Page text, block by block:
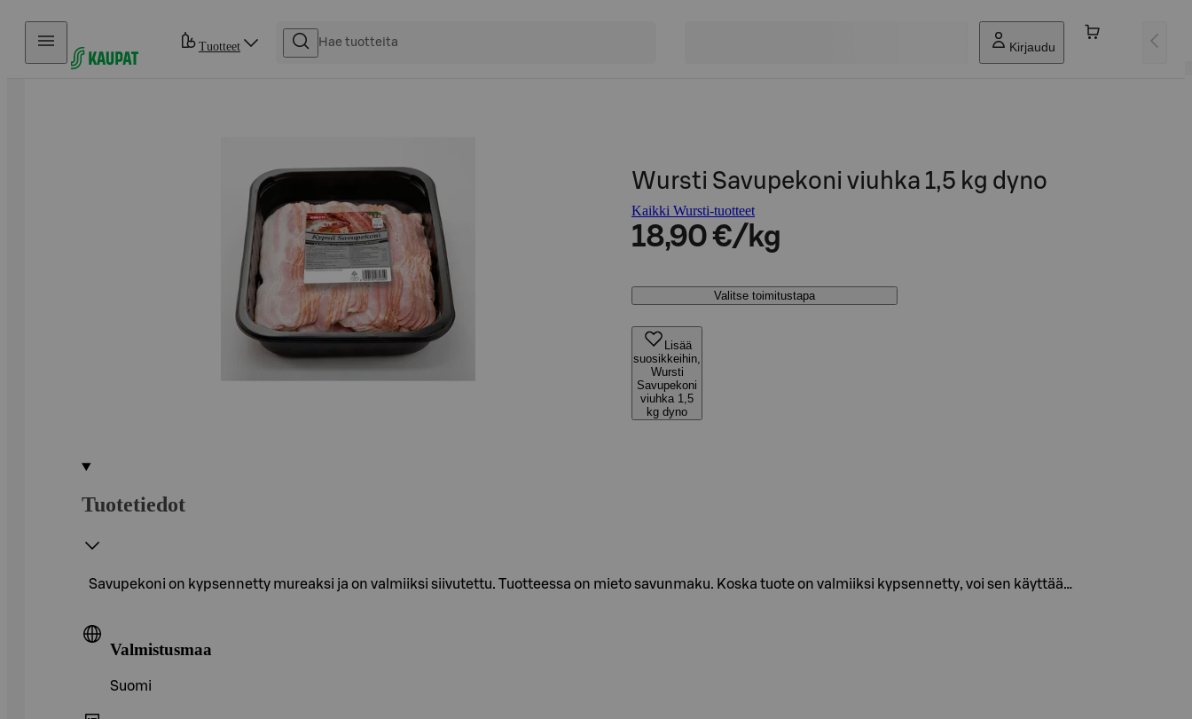
Hyppää sisältöön
Tuotteet Kirjaudu
Wursti Savupekoni viuhka 1,5 kg dyno
Kaikki Wursti-tuotteet
18,90 €/kg
Valitse toimitustapa
Lisää
suosikkeihin,
Wursti
Savupekoni
viuhka 1,5
kg dyno
Tuotetiedot
Savupekoni on kypsennetty mureaksi ja on valmiiksi siivutettu. Tuotteessa on mieto savunmaku. Koska tuote on valmiiksi kypsennetty, voi sen käyttää…
Valmistusmaa
Suomi